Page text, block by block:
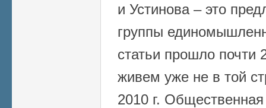
и Устинова – это
группы
статьи прошло почти
живем уже не в той
2010 г.